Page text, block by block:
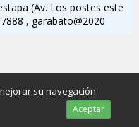
(Av. Los postes este
, garabato@2020
su navegación
Aceptar